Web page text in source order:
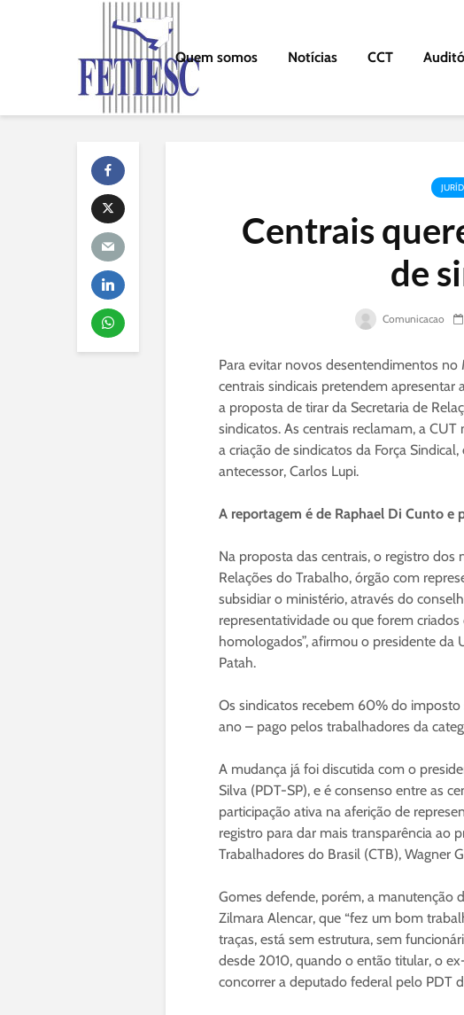
Quem somos Notícias CCT
Centrais
de
Comunicacao
Para evitar novos desentendimentos no
centrais sindicais pretendem
a proposta de tirar da Secretaria de
sindicatos. As centrais reclamam, a
a criação de sindicatos da Força
antecessor, Carlos Lupi.
A reportagem é de Raphael Di Cunto
Na proposta das centrais, o registro
Relações do Trabalho, órgão com
subsidiar o ministério, através do
representatividade ou que forem
homologados”, afirmou o presidente da
Patah.
Os sindicatos recebem 60% do
ano – pago pelos trabalhadores da
A mudança já foi discutida com o
Silva (PDT-SP), e é consenso entre as
participação ativa na aferição de
registro para dar mais transparência ao
Trabalhadores do Brasil (CTB), Wagner
Gomes defende, porém, a manutenção
Zilmara Alencar, que “fez um bom
traças, está sem estrutura, sem
desde 2010, quando o então titular, o
concorrer a deputado federal pelo PDT